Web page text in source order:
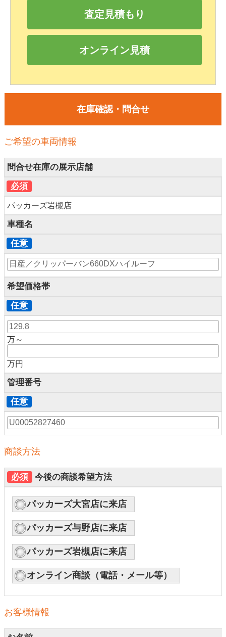
査定見積もり
オンライン見積
在庫確認・問合せ
ご希望の車両情報
問合せ在庫の展示店舗
必須
パッカーズ岩槻店
車種名
任意
希望価格帯
任意
万～
万円
管理番号
任意
商談方法
今後の商談希望方法
必須
パッカーズ大宮店に来店
パッカーズ与野店に来店
パッカーズ岩槻店に来店
オンライン商談（電話・メール等）
お客様情報